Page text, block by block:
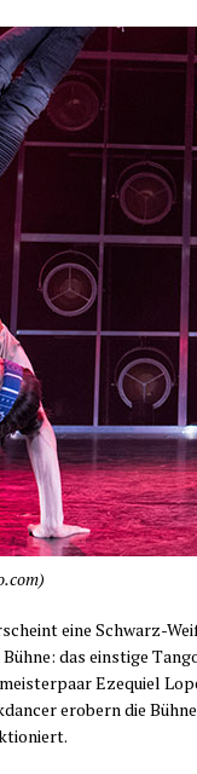
eine Schwarz-
das eins­ti­ge
Eze­quiel
erobern die